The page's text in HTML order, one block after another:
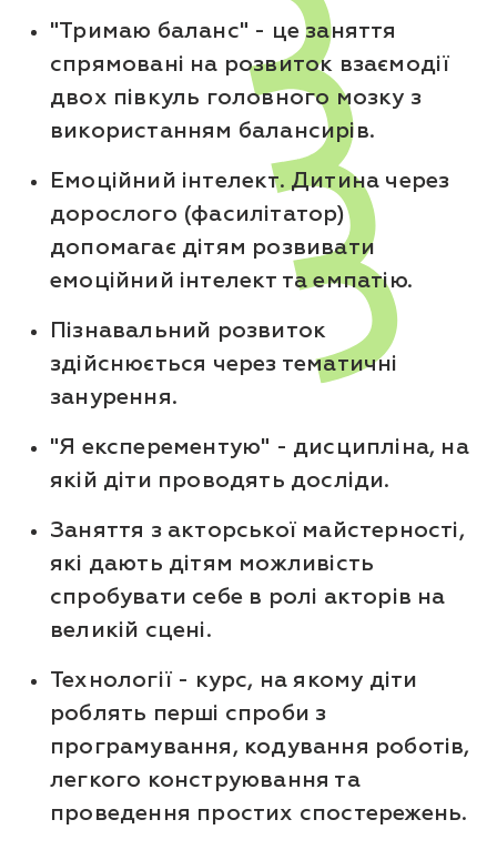
"Тримаю баланс" - це заняття
спрямовані на розвиток взаємодії
двох півкуль головного мозку з
використанням балансирів.
Емоційний інтелект. Дитина через
дорослого (фасилітатор)
допомагає дітям розвивати
емоційний інтелект та емпатію.
Пізнавальний розвиток
здійснюється через тематичні
занурення.
"Я експерементую" - дисципліна, на
якій діти проводять досліди.
Заняття з акторської майстерності,
які дають дітям можливість
спробувати себе в ролі акторів на
великій сцені.
Технології - курс, на якому діти
роблять перші спроби з
програмування, кодування роботів,
легкого конструювання та
проведення простих спостережень.